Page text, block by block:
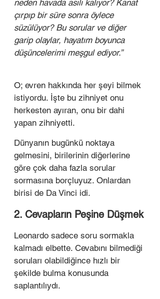
neden havada asılı kalıyor? Kanat
çırpıp bir süre sonra öylece
süzülüyor? Bu sorular ve diğer
garip olaylar, hayatım boyunca
düşüncelerimi meşgul ediyor.”
O; evren hakkında her şeyi bilmek
istiyordu. İşte bu zihniyet onu
herkesten ayıran, onu bir dahi
yapan zihniyetti.
Dünyanın bugünkü noktaya
gelmesini, birilerinin diğerlerine
göre çok daha fazla sorular
sormasına borçluyuz. Onlardan
birisi de Da Vinci idi.
2. Cevapların Peşine Düşmek
Leonardo sadece soru sormakla
kalmadı elbette. Cevabını bilmediği
soruları olabildiğince hızlı bir
şekilde bulma konusunda
saplantılıydı.